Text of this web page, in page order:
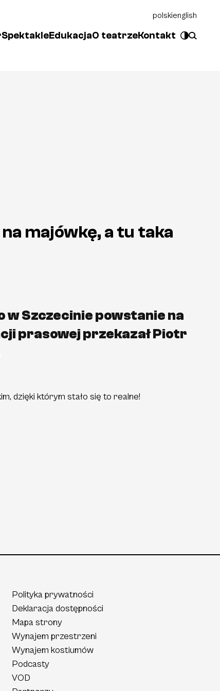
polskienglish
SpektakleEdukacjaO teatrzeKontakt
majówkę, a tu taka
w Szczecinie powstanie na
prasowej przekazał Piotr
dzięki którym stało się to realne!
Polityka prywatności
Deklaracja dostępności
Mapa strony
Wynajem przestrzeni
Wynajem kostiumów
Podcasty
VOD